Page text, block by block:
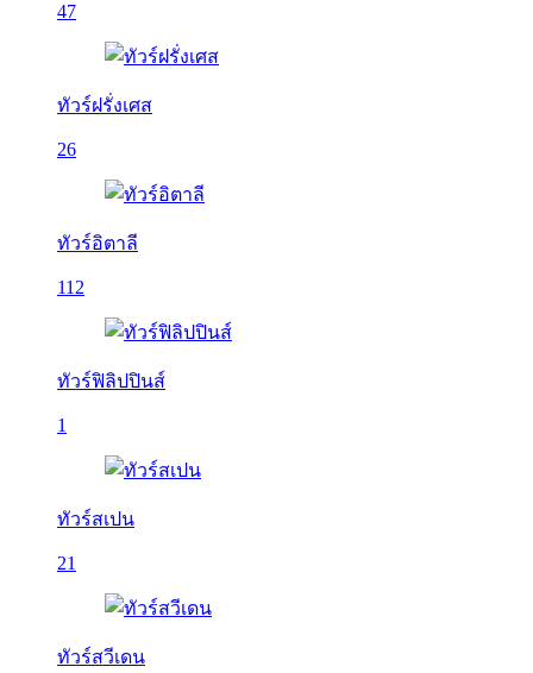
47
ทัวร์ฝรั่งเศส
26
ทัวร์อิตาลี
112
ทัวร์ฟิลิปปินส์
1
ทัวร์สเปน
21
ทัวร์สวีเดน